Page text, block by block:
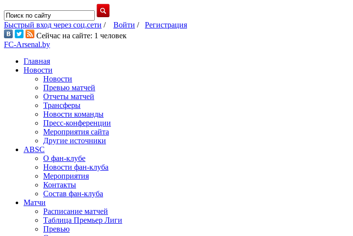
Быстрый вход через соц.сети / Войти / Регистрация
Сейчас на сайте: 1 человек
FC-Arsenal.by
Главная
Новости
Новости
Превью матчей
Отчеты матчей
Трансферы
Новости команды
Пресс-конференции
Мероприятия сайта
Другие источники
ABSC
О фан-клубе
Новости фан-клуба
Мероприятия
Контакты
Состав фан-клуба
Матчи
Расписание матчей
Таблица Премьер Лиги
Превью